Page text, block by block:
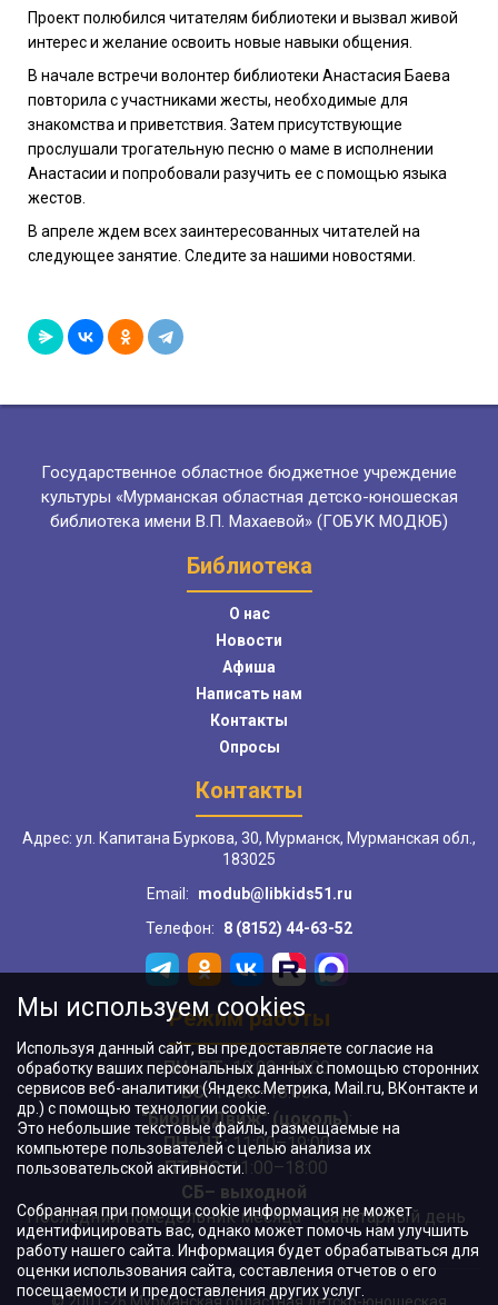
Проект полюбился читателям библиотеки и вызвал живой
интерес и желание освоить новые навыки общения.
В начале встречи волонтер библиотеки Анастасия Баева
повторила с участниками жесты, необходимые для
знакомства и приветствия. Затем присутствующие
прослушали трогательную песню о маме в исполнении
Анастасии и попробовали разучить ее с помощью языка
жестов.
В апреле ждем всех заинтересованных читателей на
следующее занятие. Следите за нашими новостями.
Государственное областное бюджетное учреждение
культуры «Мурманская областная детско-юношеская
библиотека имени В.П. Махаевой» (ГОБУК МОДЮБ)
Библиотека
О нас
Новости
Афиша
Написать нам
Контакты
Опросы
Контакты
Адрес: ул. Капитана Буркова, 30, Мурманск, Мурманская обл.,
183025
Email:
modub@libkids51.ru
Телефон:
8 (8152) 44-63-52
Режим работы
ПН–ПТ:10:00–18:00
ВС:11:00–18:00
"БиблиоДвиж" (цоколь):
ПН–ЧТ:11:00–19:00
ПТ, ВС:11:00–18:00
СБ– выходной
Последний понедельник месяца – санитарный день
© 2001-26 Мурманская областная детско-юношеская
Мы используем cookies
Используя данный сайт, вы предоставляете согласие на
обработку ваших персональных данных с помощью сторонних
сервисов веб-аналитики (Яндекс.Метрика, Mail.ru, ВКонтакте и
др.) с помощью технологии cookie.
Это небольшие текстовые файлы, размещаемые на
компьютере пользователей с целью анализа их
пользовательской активности.
Собранная при помощи cookie информация не может
идентифицировать вас, однако может помочь нам улучшить
работу нашего сайта. Информация будет обрабатываться для
оценки использования сайта, составления отчетов о его
посещаемости и предоставления других услуг.